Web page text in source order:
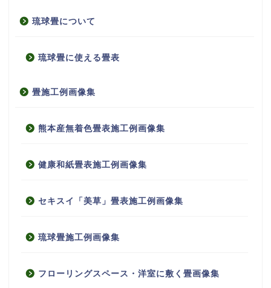
琉球畳について
琉球畳に使える畳表
畳施工例画像集
熊本産無着色畳表施工例画像集
健康和紙畳表施工例画像集
セキスイ「美草」畳表施工例画像集
琉球畳施工例画像集
フローリングスペース・洋室に敷く畳画像集